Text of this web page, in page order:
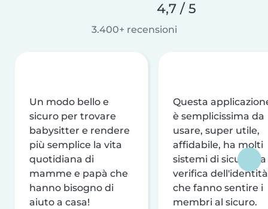
4,7 / 5
3.400+ recensioni
Un modo bello e
sicuro per trovare
babysitter e rendere
più semplice la vita
quotidiana di
mamme e papà che
hanno bisogno di
aiuto a casa!
Questa
è semplicissima da
usare, super utile,
affidabile, ha molti
sistemi di sicurezza
verifica dell'identità
che fanno sentire i
membri al sicuro.